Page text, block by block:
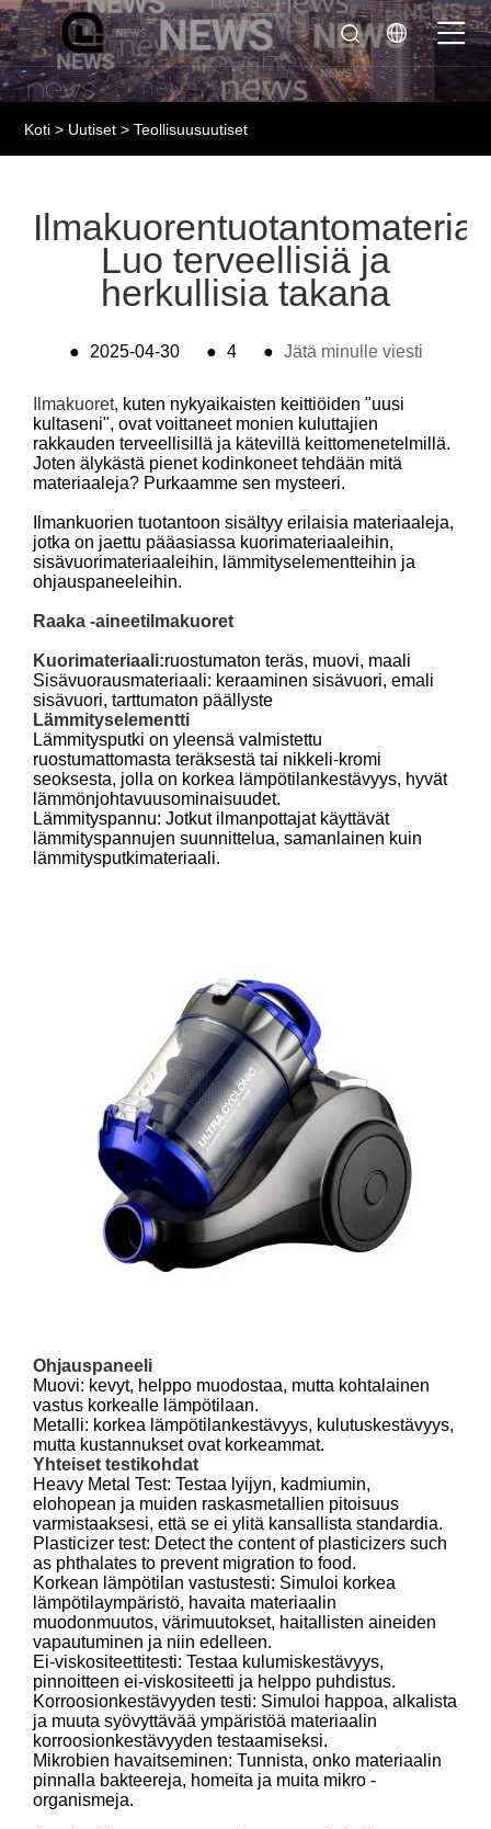
Koti > Uutiset >Teollisuusuutiset
Luo terveellisiä ja
herkullisia takana
● 2025-04-30 ● 4 ● Jätä minulle viesti
Ilmakuoret, kuten nykyaikaisten keittiöiden "uusi
kultaseni", ovat voittaneet monien kuluttajien
rakkauden terveellisillä ja kätevillä keittomenetelmillä.
Joten älykästä pienet kodinkoneet tehdään mitä
materiaaleja? Purkaamme sen mysteeri.
Ilmankuorien tuotantoon sisältyy erilaisia materiaaleja,
jotka on jaettu pääasiassa kuorimateriaaleihin,
sisävuorimateriaaleihin, lämmityselementteihin ja
ohjauspaneeleihin.
Raaka -aineetilmakuoret
Kuorimateriaali:ruostumaton teräs, muovi, maali
Sisävuorausmateriaali: keraaminen sisävuori, emali
sisävuori, tarttumaton päällyste
Lämmityselementti
Lämmitysputki on yleensä valmistettu
ruostumattomasta teräksestä tai nikkeli-kromi
seoksesta, jolla on korkea lämpötilankestävyys, hyvät
lämmönjohtavuusominaisuudet.
Lämmityspannu: Jotkut ilmanpottajat käyttävät
lämmityspannujen suunnittelua, samanlainen kuin
lämmitysputkimateriaali.
Ohjauspaneeli
Muovi: kevyt, helppo muodostaa, mutta kohtalainen
vastus korkealle lämpötilaan.
Metalli: korkea lämpötilankestävyys, kulutuskestävyys,
mutta kustannukset ovat korkeammat.
Yhteiset testikohdat
Heavy Metal Test: Testaa lyijyn, kadmiumin,
elohopean ja muiden raskasmetallien pitoisuus
varmistaaksesi, että se ei ylitä kansallista standardia.
Plasticizer test: Detect the content of plasticizers such
as phthalates to prevent migration to food.
Korkean lämpötilan vastustesti: Simuloi korkea
lämpötilaympäristö, havaita materiaalin
muodonmuutos, värimuutokset, haitallisten aineiden
vapautuminen ja niin edelleen.
Ei-viskositeettitesti: Testaa kulumiskestävyys,
pinnoitteen ei-viskositeetti ja helppo puhdistus.
Korroosionkestävyyden testi: Simuloi happoa, alkalista
ja muuta syövyttävää ympäristöä materiaalin
korroosionkestävyyden testaamiseksi.
Mikrobien havaitseminen: Tunnista, onko materiaalin
pinnalla bakteereja, homeita ja muita mikro -
organismeja.